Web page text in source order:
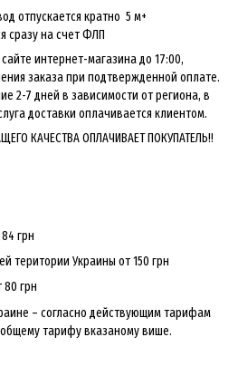
отпускается кратно 5 м+
сразу на счет ФЛП
интернет-магазина до 17:00,
заказа при подтвержденной оплате.
2-7 дней в зависимости от региона, в
доставки оплачивается клиентом.
КАЧЕСТВА ОПЛАЧИВАЕТ ПОКУПАТЕЛЬ!!
грн
територии Украины от 150 грн
грн
– согласно действующим тарифам
общему тарифу вказаному више.